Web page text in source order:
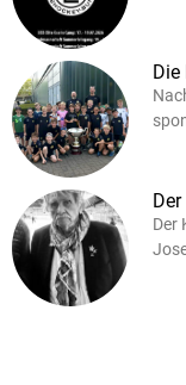
Die
Der